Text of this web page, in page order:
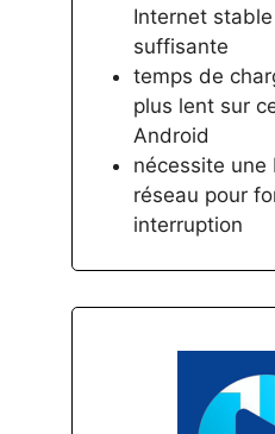
Internet stable
suffisante
temps de
plus lent sur
Android
nécessite une
réseau pour
interruption